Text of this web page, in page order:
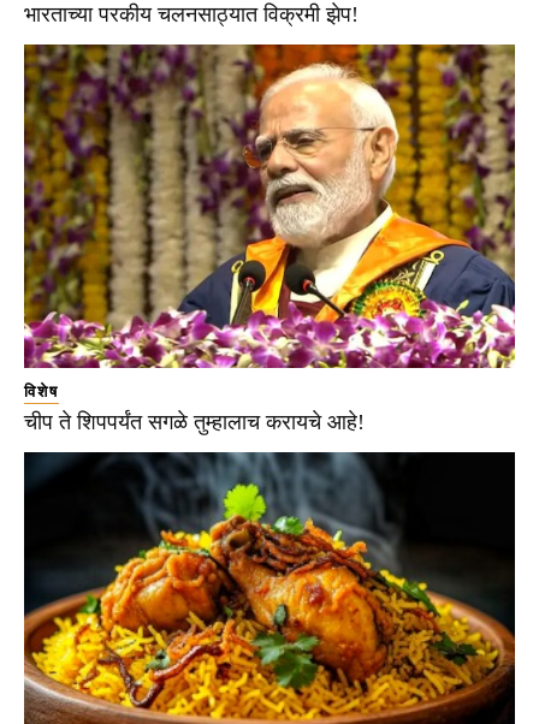
भारताच्या परकीय चलनसाठ्यात विक्रमी झेप!
विशेष
चीप ते शिपपर्यंत सगळे तुम्हालाच करायचे आहे!